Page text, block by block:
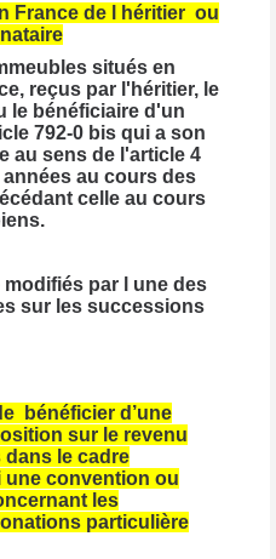
France de l héritier ou
situés en
reçus par l'héritier, le
le bénéficiaire d'un
792-0 bis qui a son
au sens de l'article 4
au cours des
celle au cours
modifiés par l une des
sur les successions
bénéficierd’une
sur le revenu
le cadre
une convention ou
les
particulière